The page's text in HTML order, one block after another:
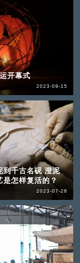
开幕式
2023-09-15
到千古名砚 澄泥
是怎样复活的？
2023-07-28